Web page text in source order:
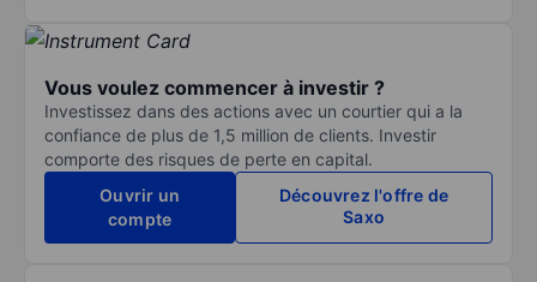
Vous voulez commencer à investir ?
Investissez dans des actions avec un courtier qui a la
confiance de plus de 1,5 million de clients. Investir
comporte des risques de perte en capital.
Ouvrir un
compte
Découvrez l'offre de
Saxo